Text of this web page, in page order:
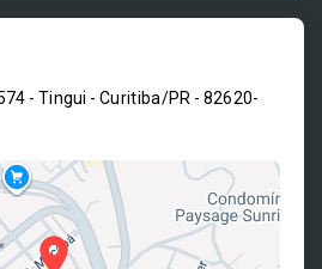
- Tingui - Curitiba/PR - 82620-